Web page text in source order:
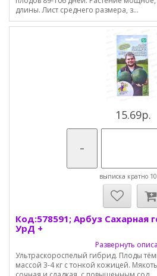
длины. Лист среднего размера, з...
15.69р.
-
выписка кратно
Код:578591; Арбуз Сахарная
УрД +
Развернуть
Ультраскороспелый гибрид. Плоды
массой 3-4 кг с тонкой кожицей.